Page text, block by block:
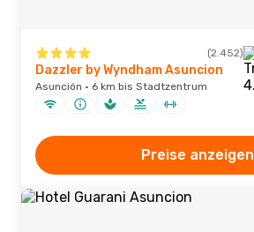
(2.452)
Dazzler by Wyndham Asuncion
Asunción · 6 km bis Stadtzentrum
Preise anzeigen